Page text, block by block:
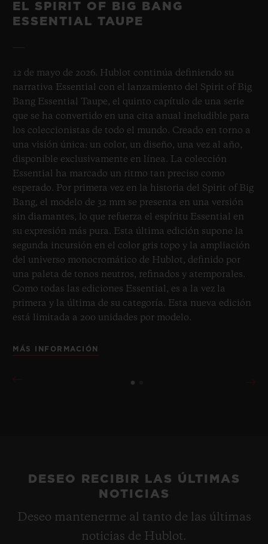
EL SPIRIT OF BIG BANG
ESSENTIAL TAUPE
12 de mayo de 2026. Hublot continúa definiendo su
narrativa Essential con el lanzamiento del Spirit of Big
Bang Essential Taupe, el quinto capítulo de una serie
que se ha convertido en una cita anual ineludible para
los coleccionistas de todo el mundo. Creado en torno a
una visión única: un color, un diseño, una vez al año,
disponible exclusivamente en línea. La colección
Essential ha marcado un ritmo tan preciso como
esperado. Por primera vez en la historia del Spirit of Big
Bang, el modelo de 32 mm se presenta en una versión
sin diamantes, lo que refuerza el espíritu Essential en
su expresión más pura. Esta última edición supone la
segunda incursión en el color gris topo y la ampliación
del universo monocromático de Hublot, definido por
una paleta de tonos neutros, refinados y atemporales.
Como todas las ediciones Essential, es a la vez la
primera y la última de su categoría. Esta nueva edición
está limitada a 200 unidades por modelo.
MÁS INFORMACIÓN
DESEO RECIBIR LAS ÚLTIMAS
NOTICIAS
Deseo mantenerme al tanto de las últimas
noticias de Hublot.